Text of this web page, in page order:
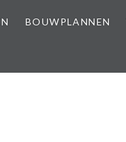
BOUWPLANNEN